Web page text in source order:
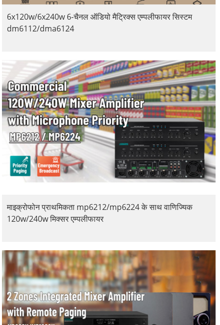
6x120w/6x240w 6-चैनल ऑडियो मैट्रिक्स एम्पलीफायर सिस्टम
dm6112/dma6124
माइक्रोफोन प्राथमिकता mp6212/mp6224 के साथ वाणिज्यिक
120w/240w मिक्सर एम्पलीफायर